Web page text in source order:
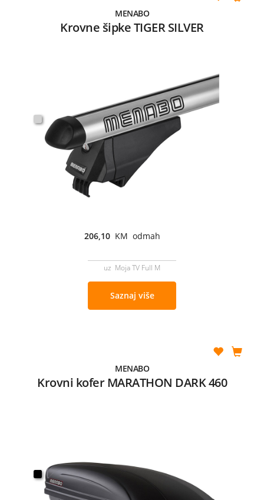
MENABO
Krovne šipke TIGER SILVER
206,10 KM odmah
uz Moja TV Full M
Saznaj više
MENABO
Krovni kofer MARATHON DARK 460